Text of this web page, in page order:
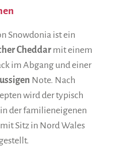
Snowdonia ist ein
Cheddarmit einem
im Abgang und einer
Note. Nach
wird der typisch
der familieneigenen
Sitz in Nord Wales